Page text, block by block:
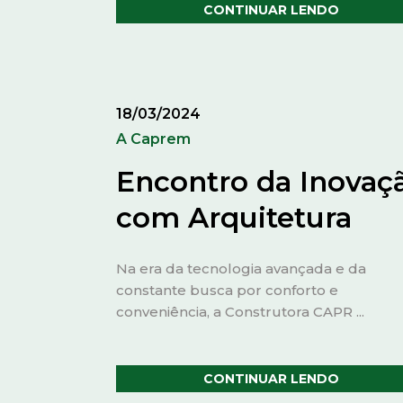
CONTINUAR LENDO
18/03/2024
A Caprem
Encontro da
com Arquitetura
Na era da tecnologia avançada e da
constante busca por conforto e
conveniência, a Construtora CAPR ...
CONTINUAR LENDO